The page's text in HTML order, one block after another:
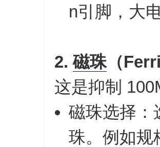
n引脚，大
2.磁珠（
这是抑制
磁珠选择：
珠。例如规